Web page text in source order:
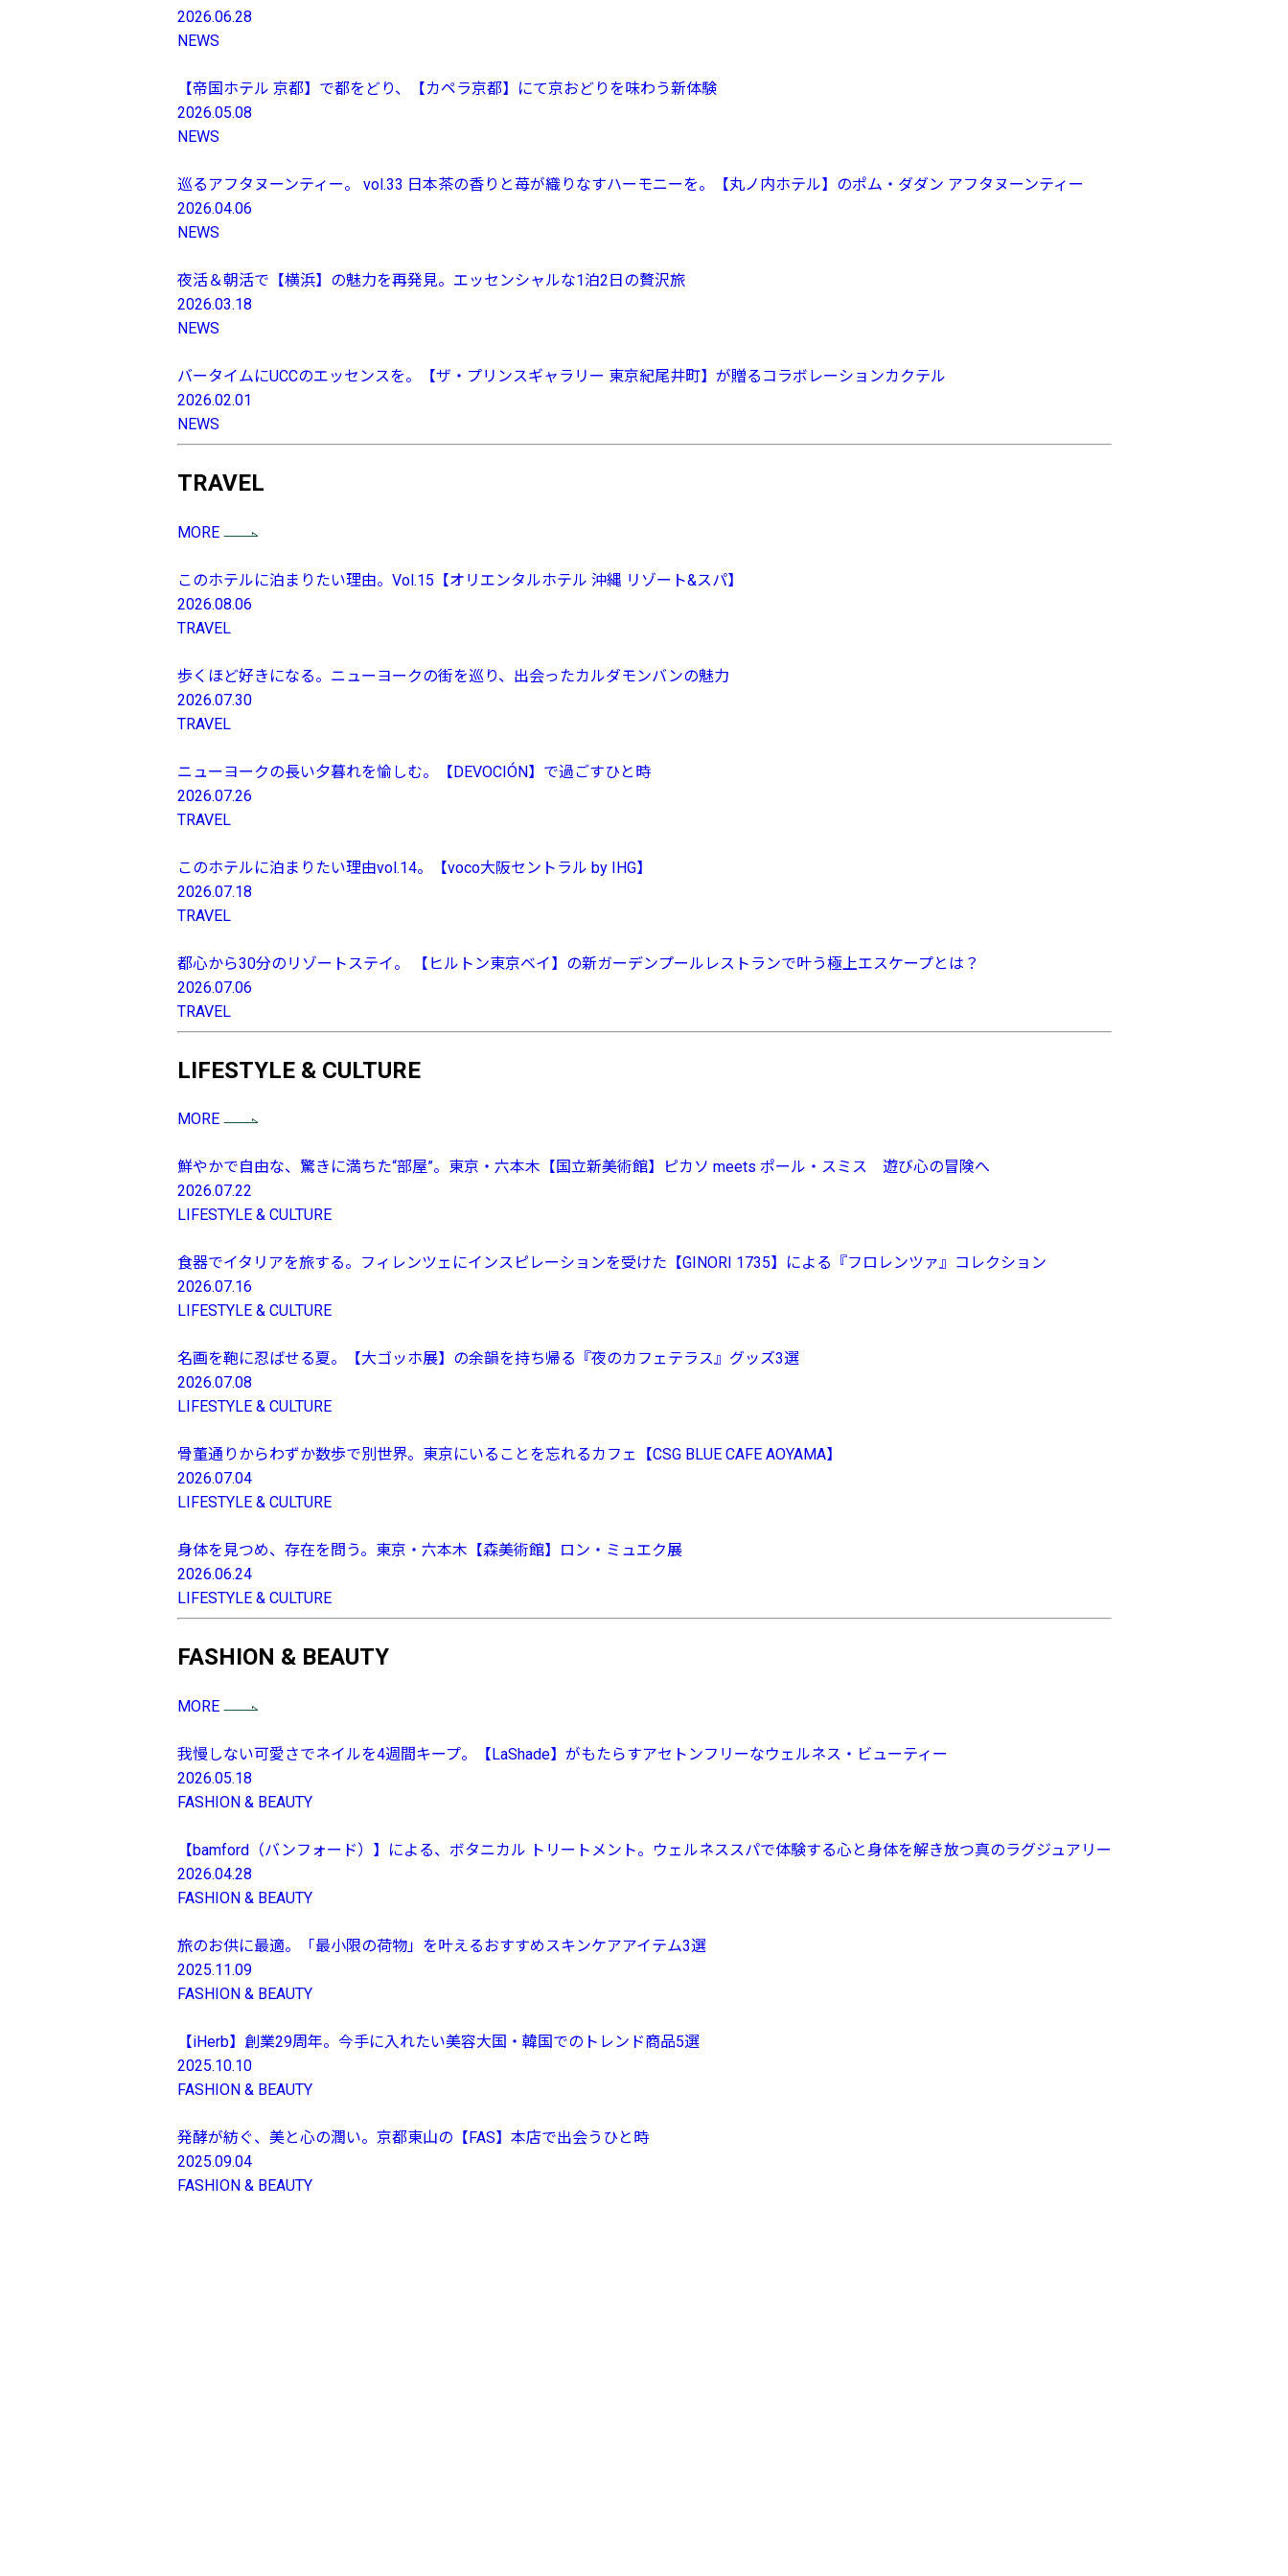
2026.06.28
NEWS
【帝国ホテル 京都】で都をどり、【カペラ京都】にて京おどりを味わう新体験
2026.05.08
NEWS
巡るアフタヌーンティー。 vol.33 日本茶の香りと苺が織りなすハーモニーを。【丸ノ内ホテル】のポム・ダダン アフタヌーンティー
2026.04.06
NEWS
夜活＆朝活で【横浜】の魅力を再発見。エッセンシャルな1泊2日の贅沢旅
2026.03.18
NEWS
バータイムにUCCのエッセンスを。【ザ・プリンスギャラリー 東京紀尾井町】が贈るコラボレーションカクテル
2026.02.01
NEWS
TRAVEL
MORE
このホテルに泊まりたい理由。Vol.15【オリエンタルホテル 沖縄 リゾート&スパ】
2026.08.06
TRAVEL
歩くほど好きになる。ニューヨークの街を巡り、出会ったカルダモンバンの魅力
2026.07.30
TRAVEL
ニューヨークの長い夕暮れを愉しむ。【DEVOCIÓN】で過ごすひと時
2026.07.26
TRAVEL
このホテルに泊まりたい理由vol.14。【voco大阪セントラル by IHG】
2026.07.18
TRAVEL
都心から30分のリゾートステイ。 【ヒルトン東京ベイ】の新ガーデンプールレストランで叶う極上エスケープとは？
2026.07.06
TRAVEL
LIFESTYLE & CULTURE
MORE
鮮やかで自由な、驚きに満ちた“部屋”。東京・六本木【国立新美術館】ピカソ meets ポール・スミス 遊び心の冒険へ
2026.07.22
LIFESTYLE & CULTURE
食器でイタリアを旅する。フィレンツェにインスピレーションを受けた【GINORI 1735】による『フロレンツァ』コレクション
2026.07.16
LIFESTYLE & CULTURE
名画を鞄に忍ばせる夏。【大ゴッホ展】の余韻を持ち帰る『夜のカフェテラス』グッズ3選
2026.07.08
LIFESTYLE & CULTURE
骨董通りからわずか数歩で別世界。東京にいることを忘れるカフェ【CSG BLUE CAFE AOYAMA】
2026.07.04
LIFESTYLE & CULTURE
身体を見つめ、存在を問う。東京・六本木【森美術館】ロン・ミュエク展
2026.06.24
LIFESTYLE & CULTURE
FASHION & BEAUTY
MORE
我慢しない可愛さでネイルを4週間キープ。【LaShade】がもたらすアセトンフリーなウェルネス・ビューティー
2026.05.18
FASHION & BEAUTY
【bamford（バンフォード）】による、ボタニカル トリートメント。ウェルネススパで体験する心と身体を解き放つ真のラグジュアリー
2026.04.28
FASHION & BEAUTY
旅のお供に最適。「最小限の荷物」を叶えるおすすめスキンケアアイテム3選
2025.11.09
FASHION & BEAUTY
【iHerb】創業29周年。今手に入れたい美容大国・韓国でのトレンド商品5選
2025.10.10
FASHION & BEAUTY
発酵が紡ぐ、美と心の潤い。京都東山の【FAS】本店で出会うひと時
2025.09.04
FASHION & BEAUTY